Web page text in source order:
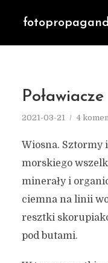
Poławiacze
2021-03-21 4
Wiosna. Sztormy
morskiego
minerały i
ciemna na linii
resztki
pod butami.